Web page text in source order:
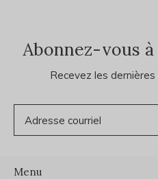
Abonnez-vous
Recevez les
Menu